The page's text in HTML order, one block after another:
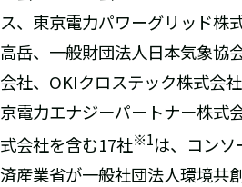
ス、東京電力パワーグリッド株
高岳、一般財団法人日本気象協
会社、OKIクロステック株式会
京電力エナジーパートナー株式
式会社を含む17社※1は、コン
済産業省が一般社団法人環境共